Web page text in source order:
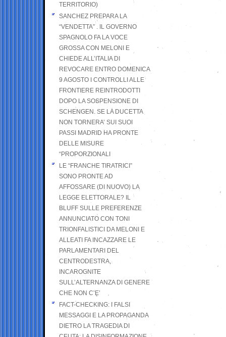
TERRITORIO)
SANCHEZ PREPARA LA
“VENDETTA” . IL GOVERNO
SPAGNOLO FA LA VOCE
GROSSA CON MELONI E
CHIEDE ALL’ITALIA DI
REVOCARE ENTRO DOMENICA
9 AGOSTO I CONTROLLI ALLE
FRONTIERE REINTRODOTTI
DOPO LA SOSPENSIONE DI
SCHENGEN. SE LA DUCETTA
NON TORNERA’ SUI SUOI
PASSI MADRID HA PRONTE
DELLE MISURE
“PROPORZIONALI
LE “FRANCHE TIRATRICI”
SONO PRONTE AD
AFFOSSARE (DI NUOVO) LA
LEGGE ELETTORALE? IL
BLUFF SULLE PREFERENZE
ANNUNCIATO CON TONI
TRIONFALISTICI DA MELONI E
ALLEATI FA INCAZZARE LE
PARLAMENTARI DEL
CENTRODESTRA,
INCAROGNITE
SULL’ALTERNANZA DI GENERE
CHE NON C’E’
FACT-CHECKING: I FALSI
MESSAGGI E LA PROPAGANDA
DIETRO LA TRAGEDIA DI